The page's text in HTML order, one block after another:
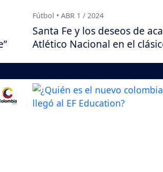
Fútbol • ABR 1 / 2024
Santa Fe y los deseos de
Atlético Nacional en el